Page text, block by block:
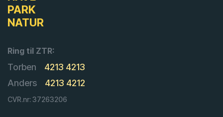
PARK
NATUR
Ring til ZTR:
Torben
4213 4213
Anders
4213 4212
CVR.nr: 37263206